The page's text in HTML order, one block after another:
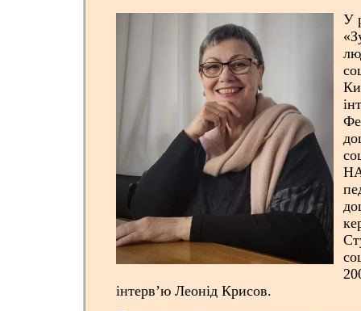
У
інтерв’ю Леонід Крисов.